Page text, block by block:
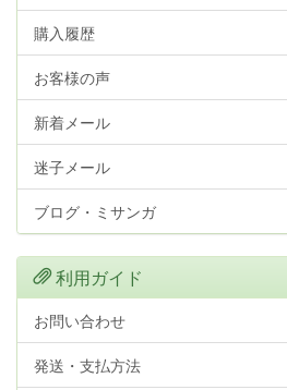
購入履歴
お客様の声
新着メール
迷子メール
ブログ・ミサンガ
利用ガイド
お問い合わせ
発送・支払方法